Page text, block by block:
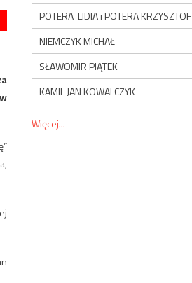
POTERA LIDIA i POTERA KRZYSZTOF
NIEMCZYK MICHAŁ
SŁAWOMIR PIĄTEK
KAMIL JAN KOWALCZYK
Więcej...